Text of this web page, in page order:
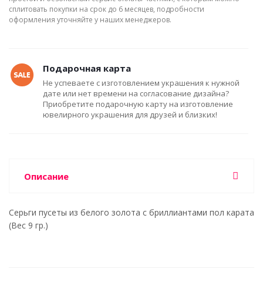
сплитовать покупки на срок до 6 месяцев, подробности
оформления уточняйте у наших менеджеров.
Подарочная карта
Не успеваете с изготовлением украшения к нужной
дате или нет времени на согласование дизайна?
Приобретите подарочную карту на изготовление
ювелирного украшения для друзей и близких!
Описание
Серьги пусеты из белого золота с бриллиантами пол карата
(Вес 9 гр.)